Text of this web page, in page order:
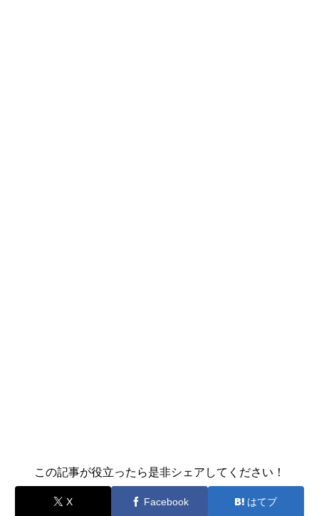
この記事が役立ったら是非シェアしてください！
X Facebook はてブ